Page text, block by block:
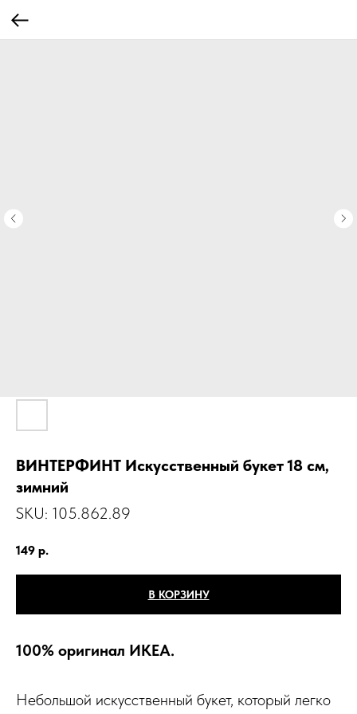
ВИНТЕРФИНТ Искусственный букет 18 см,
зимний
SKU: 105.862.89
149 р.
В КОРЗИНУ
100% оригинал ИКЕА.
Небольшой искусственный букет, который легко